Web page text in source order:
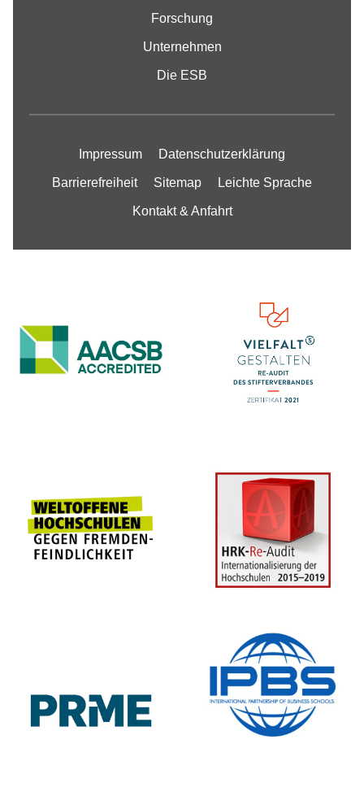
Forschung
Unternehmen
Die ESB
Impressum Datenschutzerklärung
Barrierefreiheit Sitemap Leichte Sprache
Kontakt & Anfahrt